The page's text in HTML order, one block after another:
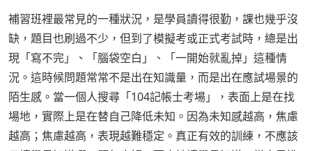
補習班裡最常見的一種狀況，是學員讀得很勤，課也幾乎沒
缺，題目也刷過不少，但到了模擬考或正式考試時，總是出
現「寫不完」、「腦袋空白」、「一開始就亂掉」這種情
況。這時候問題常常不是出在知識量，而是出在應試場景的
陌生感。當一個人搜尋「104記帳士考場」，表面上是在找
場地，實際上是在替自己降低未知。因為未知感越高，焦慮
越高；焦慮越高，表現越難穩定。真正有效的訓練，不應該